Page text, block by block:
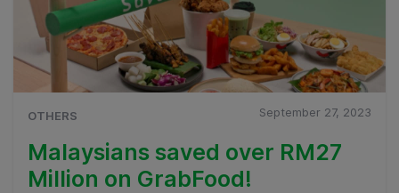
OTHERS September 27, 2023
Malaysians saved over RM27
Million on GrabFood!